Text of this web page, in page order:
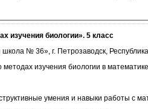
изучения биологии». 5 класс
№ 36», г. Петрозаводск,
изучения биологии в
умения и навыки работы с